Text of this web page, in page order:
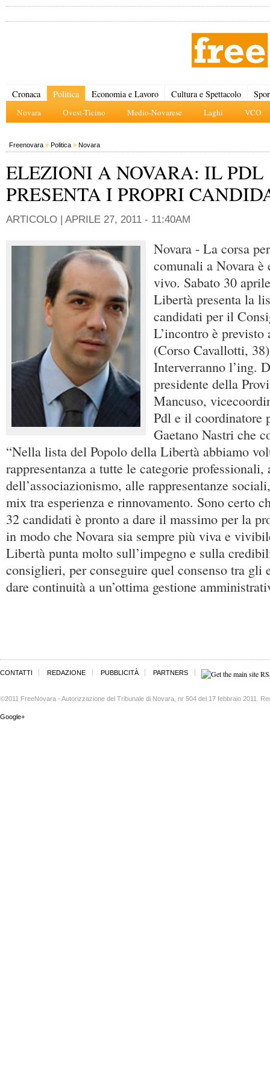
Cronaca Politica
Novara Ovest-Ticino Medio-Novarese Laghi VCO
Economia e Lavoro Cultura e Spettacolo
Freenovara » Politica » Novara
ELEZIONI A NOVARA: IL PDL
PRESENTA I PROPRI
ARTICOLO | APRILE 27, 2011 - 11:40AM
Novara - La corsa
comunali a Novara è
vivo. Sabato 30
Libertà presenta la
candidati per il
L’incontro è
(Corso Cavallotti,
Interverranno l’ing.
presidente della
Mancuso,
Pdl e il coordinatore
Gaetano Nastri che
“Nella lista del Popolo della Libertà abbiamo
rappresentanza a tutte le categorie professionali,
dell’associazionismo, alle rappresentanze
mix tra esperienza e rinnovamento. Sono certo
32 candidati è pronto a dare il massimo per la
in modo che Novara sia sempre più viva e
Libertà punta molto sull’impegno e sulla
consiglieri, per conseguire quel consenso tra gli
dare continuità a un’ottima gestione
CONTATTI REDAZIONE PUBBLICITÀ PARTNERS
©2011 FreeNovara - Autorizzazione del Tribunale di Novara, nr 504 del 17 febbraio 2011.
Google+